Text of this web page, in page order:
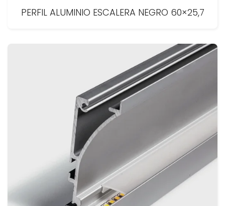
PERFIL ALUMINIO ESCALERA NEGRO 60×25,7